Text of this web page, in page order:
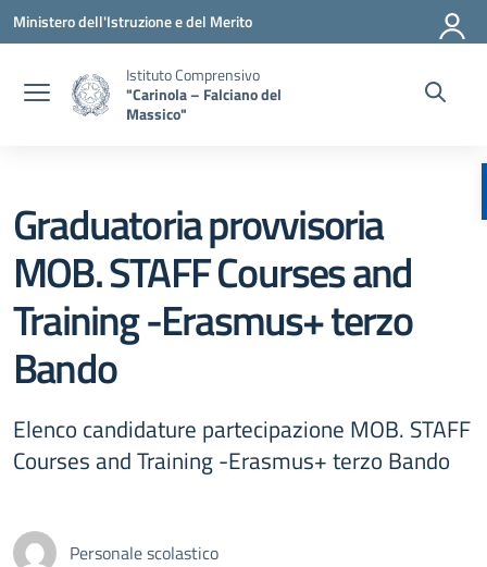
Vai ai contenuti
Vai al menu di navigazione
Vai al footer
Ministero dell'Istruzione e del Merito
Istituto Comprensivo
"Carinola – Falciano del
Massico"
Graduatoria provvisoria
MOB. STAFF Courses and
Training -Erasmus+ terzo
Bando
Elenco candidature partecipazione MOB. STAFF
Courses and Training -Erasmus+ terzo Bando
Personale scolastico